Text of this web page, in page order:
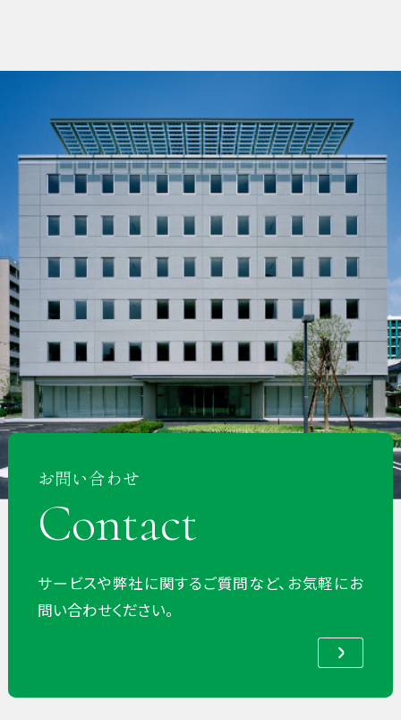
お問い合わせ
Contact
サービスや弊社に関するご質問など、お気軽にお
問い合わせください。